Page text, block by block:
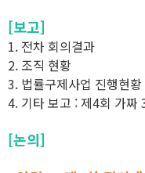
[보고]
1. 전차 회의결과
2. 조직 현황
3. 법률구제사업 진행현황
4. 기타 보고 : 제4회 가짜
[논의]